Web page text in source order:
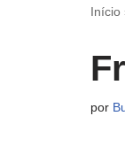
Início
por